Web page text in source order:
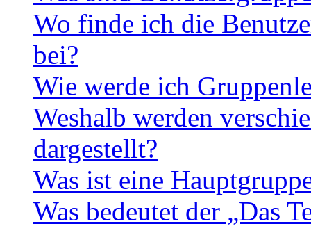
Wo finde ich die
bei?
Wie werde ich
Weshalb werden
dargestellt?
Was ist eine
Was bedeutet der „Das